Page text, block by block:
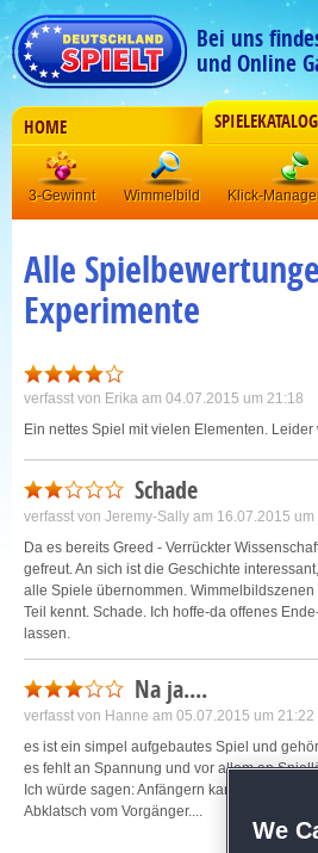
Bei uns
und Online
HOME SPIELEKATALOG
3-Gewinnt Wimmelbild Klick-
Alle
Experimente
verfasst von Erika am 04.07.2015 um 21:18
Ein nettes Spiel mit vielen Elementen.
Schade
verfasst von Jeremy-Sally am 16.07.2015 um
Da es bereits Greed - Verrückter
gefreut. An sich ist die Geschichte
alle Spiele übernommen.
Teil kennt. Schade. Ich hoffe-da offenes
lassen.
Na ja....
verfasst von Hanne am 05.07.2015 um 21:22
es ist ein simpel aufgebautes Spiel und
es fehlt an Spannung und vor allem an
Ich würde sagen: Anfängern kann es Spaß
Abklatsch vom Vorgänger....
We